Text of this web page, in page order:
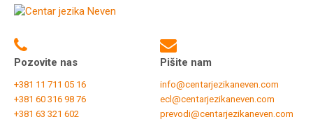
Pozovite nas
+381 11 711 05 16
+381 60 316 98 76
+381 63 321 602
Pišite nam
info@centarjezikaneven.com
ecl@centarjezikaneven.com
prevodi@centarjezikaneven.com